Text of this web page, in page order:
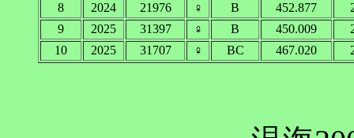
8
2024 21976 ♀ B 452.877
9
2025 31397 ♀ B 450.009
10
2025 31707 ♀ BC 467.020